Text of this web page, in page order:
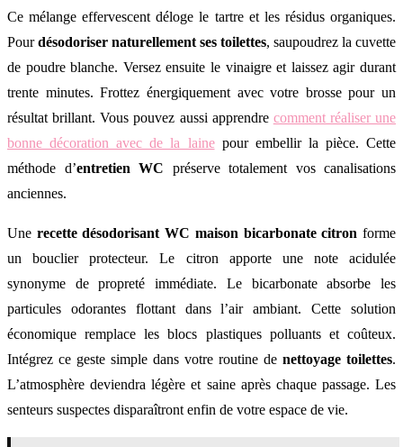
Ce mélange effervescent déloge le tartre et les résidus organiques.
Pourdésodoriser naturellement ses toilettes, saupoudrez la cuvette
de poudre blanche. Versez ensuite le vinaigre et laissez agir durant
trente minutes. Frottez énergiquement avec votre brosse pour un
résultat brillant. Vous pouvez aussi apprendre comment réaliser une
bonne décoration avec de la lainepour embellir la pièce. Cette
méthode d’entretien WC préserve totalement vos canalisations
anciennes.
Une recette désodorisant WC maison bicarbonate citron forme
un bouclier protecteur. Le citron apporte une note acidulée
synonyme de propreté immédiate. Le bicarbonate absorbe les
particules odorantes flottant dans l’air ambiant. Cette solution
économique remplace les blocs plastiques polluants et coûteux.
Intégrez ce geste simple dans votre routine de nettoyage toilettes.
L’atmosphère deviendra légère et saine après chaque passage. Les
senteurs suspectes disparaîtront enfin de votre espace de vie.